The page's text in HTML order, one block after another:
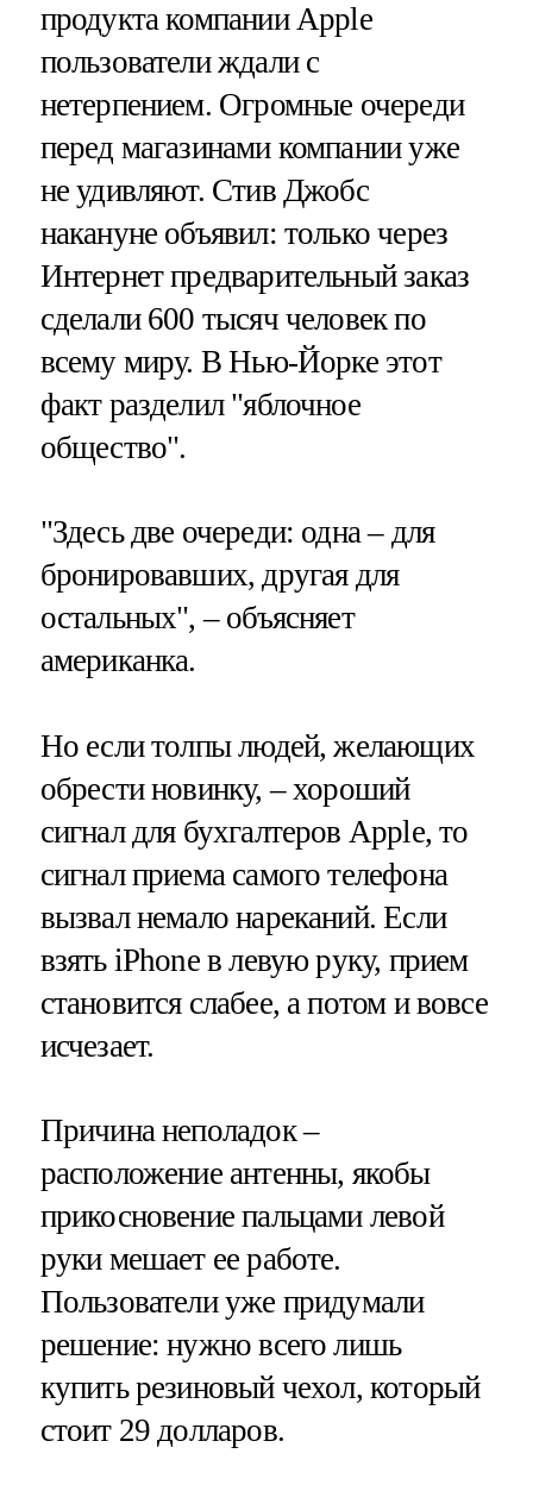
продукта компании Apple
пользователи ждали с
нетерпением. Огромные очереди
перед магазинами компании уже
не удивляют. Стив Джобс
накануне объявил: только через
Интернет предварительный заказ
сделали 600 тысяч человек по
всему миру. В Нью-Йорке этот
факт разделил "яблочное
общество".
"Здесь две очереди: одна – для
бронировавших, другая для
остальных", – объясняет
американка.
Но если толпы людей, желающих
обрести новинку, – хороший
сигнал для бухгалтеров Apple, то
сигнал приема самого телефона
вызвал немало нареканий. Если
взять iPhone в левую руку, прием
становится слабее, а потом и вовсе
исчезает.
Причина неполадок –
расположение антенны, якобы
прикосновение пальцами левой
руки мешает ее работе.
Пользователи уже придумали
решение: нужно всего лишь
купить резиновый чехол, который
стоит 29 долларов.